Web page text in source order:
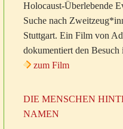
Holocaust-Überlebende
Suche nach
Stuttgart. Ein Film von
dokumentiert den
zum Film
DIE MENSCHEN
NAMEN